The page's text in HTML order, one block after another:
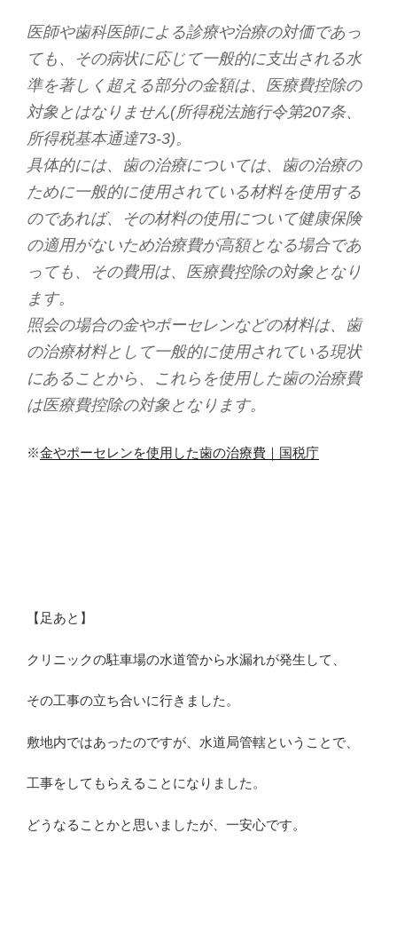
医師や歯科医師による診療や治療の対価であっ
ても、その病状に応じて一般的に支出される水
準を著しく超える部分の金額は、医療費控除の
対象とはなりません(所得税法施行令第207条、
所得税基本通達73-3)。
具体的には、歯の治療については、歯の治療の
ために一般的に使用されている材料を使用する
のであれば、その材料の使用について健康保険
の適用がないため治療費が高額となる場合であ
っても、その費用は、医療費控除の対象となり
ます。
照会の場合の金やポーセレンなどの材料は、歯
の治療材料として一般的に使用されている現状
にあることから、これらを使用した歯の治療費
は医療費控除の対象となります。
※金やポーセレンを使用した歯の治療費｜国税庁
【足あと】
クリニックの駐車場の水道管から水漏れが発生して、
その工事の立ち合いに行きました。
敷地内ではあったのですが、水道局管轄ということで、
工事をしてもらえることになりました。
どうなることかと思いましたが、一安心です。